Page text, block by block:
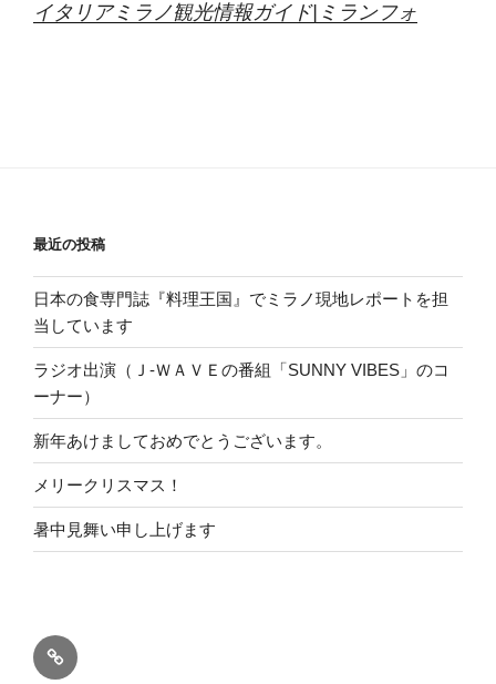
イタリアミラノ観光情報ガイド|ミランフォ
最近の投稿
日本の食専門誌『料理王国』でミラノ現地レポートを担
当しています
ラジオ出演（Ｊ-ＷＡＶＥの番組「SUNNY VIBES」のコ
ーナー）
新年あけましておめでとうございます。
メリークリスマス！
暑中見舞い申し上げます
ホ
ー